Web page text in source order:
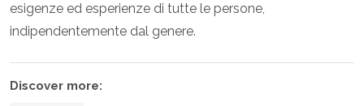
esigenze ed esperienze di tutte le persone,
indipendentemente dal genere.
Discover more: